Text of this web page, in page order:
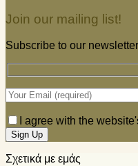
Join our mailing list!
Subscribe to our
I agree with the
Σχετικά με εμάς